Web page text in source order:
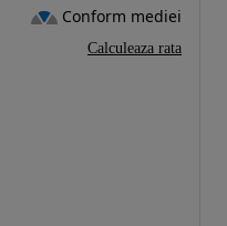
Conform mediei
Calculeaza rata